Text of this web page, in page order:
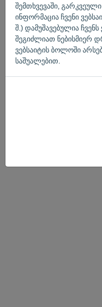
შემთხვევაში,
ინფორმაცია ჩვენი
შ.) დამუშავებულია ჩვენს
შეგიძლიათ ნებისმიერ
ვებსაიტის ბოლოში
საშუალებით.